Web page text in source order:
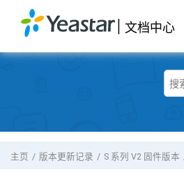
跳转到主要内容
文档中心
YeastarS系列 IPPBX- 文档中心
主页 版本更新记录 S 系列 V2 固件版本